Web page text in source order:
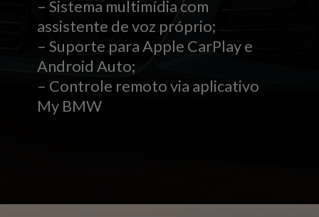
– Sistema multimídia com
assistente de voz próprio;
– Suporte para Apple CarPlay e
Android Auto;
– Controle remoto via aplicativo
My BMW